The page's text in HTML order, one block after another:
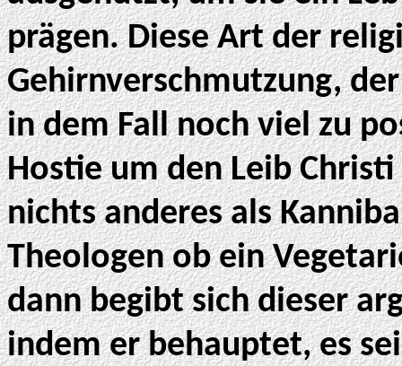
prägen. Diese Art der
Gehirnverschmutzung,
in dem Fall noch viel zu
Hostie um den Leib
nichts anderes als
Theologen ob ein
dann begibt sich dieser
indem er behauptet, es